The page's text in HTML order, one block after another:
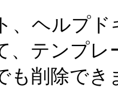
、ヘルプ
、テンプ
も削除でき